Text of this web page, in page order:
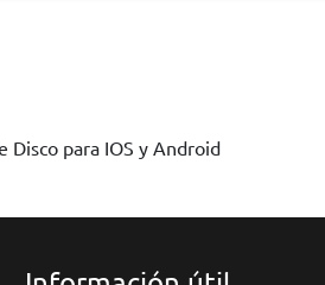
Disco para IOS y Android